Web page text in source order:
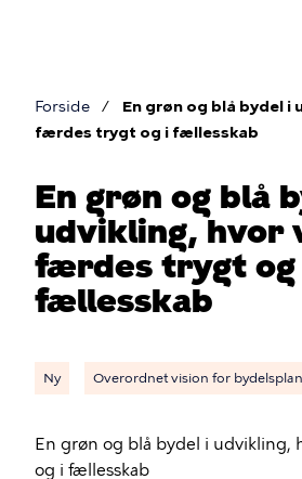
Brødkrumme
Forside
En grøn og blå bydel i
færdes trygt og i fællesskab
En grøn og blå
udvikling, hvor
færdes trygt og
fællesskab
Ny Overordnet vision for bydelsplan
En grøn og blå bydel i udvikling,
og i fællesskab